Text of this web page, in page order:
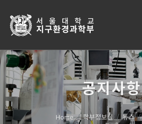
공지사항
Home 학부정보실 뉴스